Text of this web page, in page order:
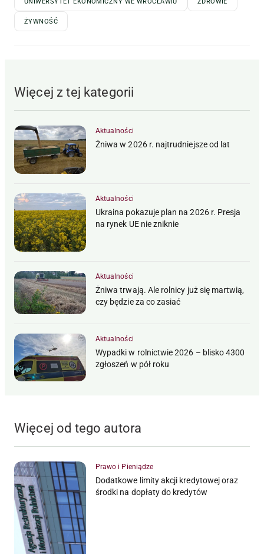
UNIWERSYTET EKONOMICZNY WE WROCŁAWIU ZDROWIE
ŻYWNOŚĆ
Więcej z tej kategorii
Aktualności
Żniwa w 2026 r. najtrudniejsze od lat
Aktualności
Ukraina pokazuje plan na 2026 r. Presja
na rynek UE nie zniknie
Aktualności
Żniwa trwają. Ale rolnicy już się martwią,
czy będzie za co zasiać
Aktualności
Wypadki w rolnictwie 2026 – blisko 4300
zgłoszeń w pół roku
Więcej od tego autora
Prawo i Pieniądze
Dodatkowe limity akcji kredytowej oraz
środki na dopłaty do kredytów